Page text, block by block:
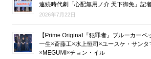
連続時代劇「心配無用ノ介 天下御免」記
2026年7月22日
【Prime Original『犯罪者』ブルーカーペ
一生×斎藤工×水上恒司×ユースケ・サンタ
×MEGUMI×チョン・イル